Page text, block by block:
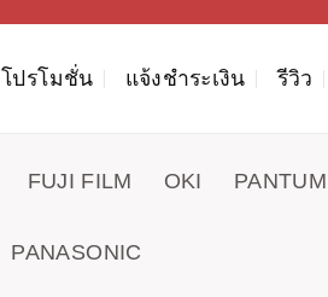
โปรโมชั่น แจ้งชำระเงิน รีวิว
FUJI FILM OKI PANTUM
PANASONIC